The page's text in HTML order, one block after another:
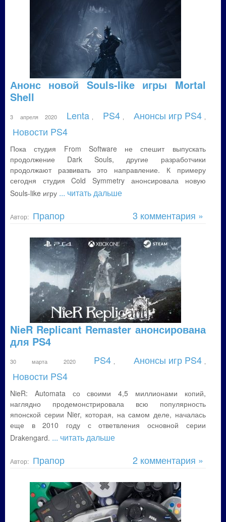
Анонс новой Souls-like игры Mortal
Shell
3 апреля 2020 Lenta PS4 Анонсы игр PS4
Новости PS4
Пока студия From Software не спешит выпускать
продолжение Dark Souls, другие разработчики
продолжают развивать это направление. К примеру
сегодня студия Cold Symmetry анонсировала новую
Souls-like игру ... читать дальше
Автор: Прапор 3 комментария »
NieR Replicant Remaster анонсирована
для PS4
30 марта 2020 PS4 Анонсы игр PS4
Новости PS4
NieR: Automata со своими 4,5 миллионами копий,
наглядно продемонстрировала всю популярность
японской серии Nier, которая, на самом деле, началась
еще в 2010 году с ответвления основной серии
Drakengard. ... читать дальше
Автор: Прапор 2 комментария »